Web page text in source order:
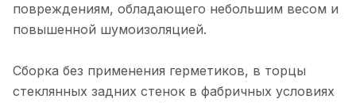
повреждениям, обладающего небольшим весом и
повышенной шумоизоляцией.
Cборка без применения герметиков, в торцы
стеклянных задних стенок в фабричных условиях